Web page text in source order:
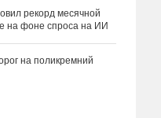
рекорд месячной
на фоне спроса на ИИ
на поликремний